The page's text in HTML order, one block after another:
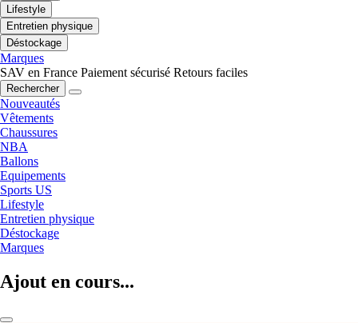
Lifestyle
Entretien physique
Déstockage
Marques
SAV en France Paiement sécurisé Retours faciles
Rechercher
Nouveautés
Vêtements
Chaussures
NBA
Ballons
Equipements
Sports US
Lifestyle
Entretien physique
Déstockage
Marques
Ajout en cours...